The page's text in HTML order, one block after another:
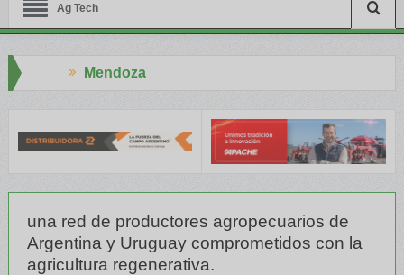
Ag Tech
una red de productores agropecuarios de
Argentina y Uruguay comprometidos con la
agricultura regenerativa.